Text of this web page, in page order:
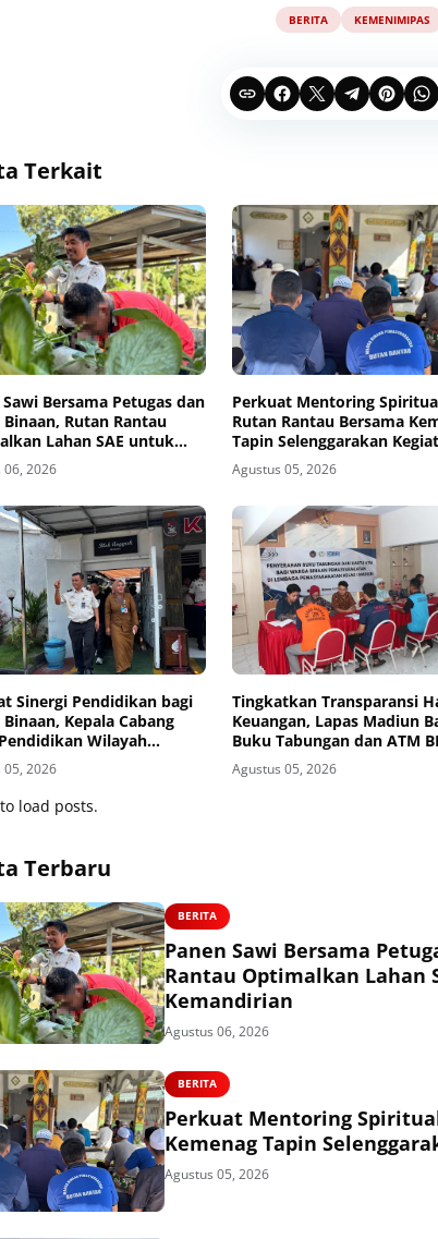
BERITA KEMENIMIPAS
Terkait
Sawi Bersama Petugas dan
Binaan, Rutan Rantau
Lahan SAE untuk
Kemandirian
06, 2026
Perkuat Mentoring
Rutan Rantau Bersama
Tapin Selenggarakan
Tausyiah
Agustus 05, 2026
Sinergi Pendidikan bagi
Kepala Cabang
Wilayah
Kunjungi Lapas Madiun
05, 2026
Tingkatkan Transparansi
Keuangan, Lapas Madiun
Buku Tabungan dan ATM
kepada Warga Binaan
Agustus 05, 2026
load posts.
Terbaru
BERITA
Panen Sawi Bersama
Rantau Optimalkan Lahan
Kemandirian
Agustus 06, 2026
BERITA
Perkuat Mentoring
Kemenag Tapin
Agustus 05, 2026